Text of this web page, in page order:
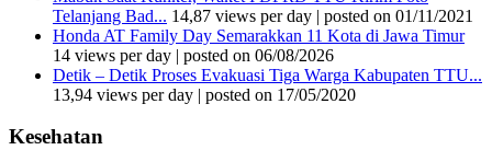
Telanjang Bad... 14,87 views per day | posted on 01/11/2021
Honda AT Family Day Semarakkan 11 Kota di Jawa Timur
14 views per day | posted on 06/08/2026
Detik – Detik Proses Evakuasi Tiga Warga Kabupaten TTU...
13,94 views per day | posted on 17/05/2020
Kesehatan